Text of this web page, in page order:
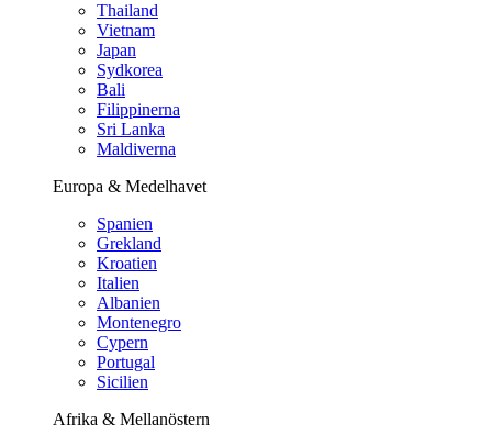
Thailand
Vietnam
Japan
Sydkorea
Bali
Filippinerna
Sri Lanka
Maldiverna
Europa & Medelhavet
Spanien
Grekland
Kroatien
Italien
Albanien
Montenegro
Cypern
Portugal
Sicilien
Afrika & Mellanöstern